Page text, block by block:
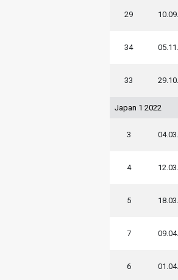
29
34
33
Japan 1 2022
3
4
5
7
6